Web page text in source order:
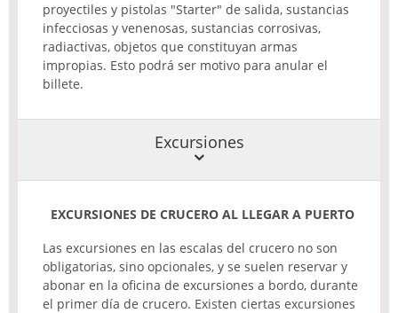
proyectiles y pistolas "Starter" de salida, sustancias
infecciosas y venenosas, sustancias corrosivas,
radiactivas, objetos que constituyan armas
impropias. Esto podrá ser motivo para anular el
billete.
Excursiones
EXCURSIONES DE CRUCERO AL LLEGAR A PUERTO
Las excursiones en las escalas del crucero no son
obligatorias, sino opcionales, y se suelen reservar y
abonar en la oficina de excursiones a bordo, durante
el primer día de crucero. Existen ciertas excursiones